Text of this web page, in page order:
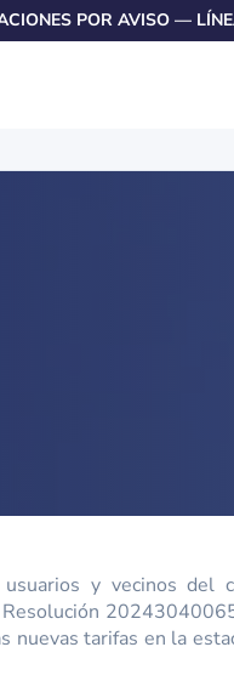
POR AVISO —
y vecinos del
tarifas en la